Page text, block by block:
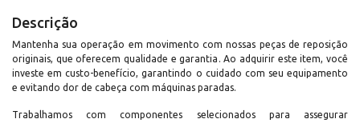
Descrição
Mantenha sua operação em movimento com nossas peças de reposição
originais, que oferecem qualidade e garantia. Ao adquirir este item, você
investe em custo-benefício, garantindo o cuidado com seu equipamento
e evitando dor de cabeça com máquinas paradas.
Trabalhamos com componentes selecionados para assegurar